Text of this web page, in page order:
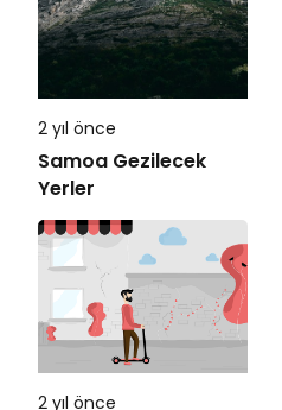
2 yıl önce
Samoa Gezilecek
Yerler
2 yıl önce